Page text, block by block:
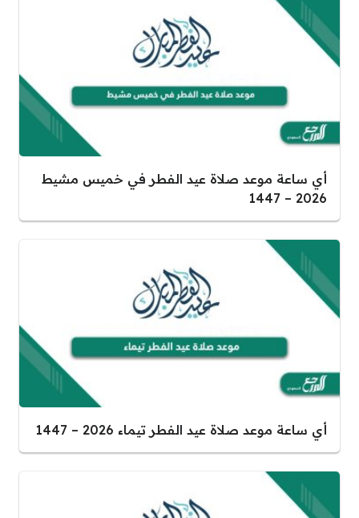
أي ساعة موعد صلاة عيد الفطر في خميس مشيط
2026 – 1447
أي ساعة موعد صلاة عيد الفطر تيماء 2026 – 1447